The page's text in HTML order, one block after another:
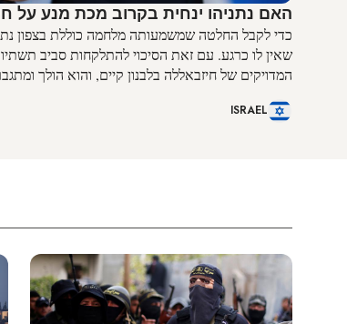
האם נתניהו ינחית בקרוב מכת מנע על
כדי לקבל החלטה שמשמעותה מלחמה כוללת בצפון
שאין לו כרגע. עם זאת הסיכוי להתלקחות סביב
המדויקים של חיזבאללה בלבנון קיים, והוא הולך
ISRAEL